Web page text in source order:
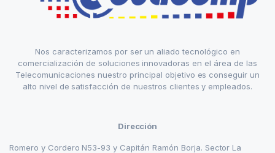
Nos caracterizamos por ser un aliado tecnológico en
comercialización de soluciones innovadoras en el área de las
Telecomunicaciones nuestro principal objetivo es conseguir un
alto nivel de satisfacción de nuestros clientes y empleados.
Dirección
Romero y Cordero N53-93 y Capitán Ramón Borja. Sector La